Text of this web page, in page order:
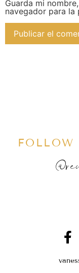
Guarda mi
navegador para la
FOLLOW